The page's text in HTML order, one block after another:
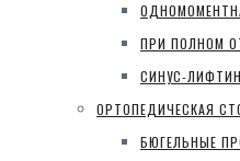
ПРИ ПОЛНОМ
СИНУС-
ОРТОПЕДИЧЕСКАЯ
БЮГЕЛЬНЫЕ